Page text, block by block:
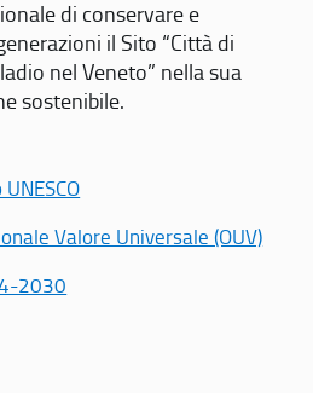
di conservare e
il Sito “Città di
nel Veneto” nella sua
sostenibile.
Valore Universale (OUV)
2030